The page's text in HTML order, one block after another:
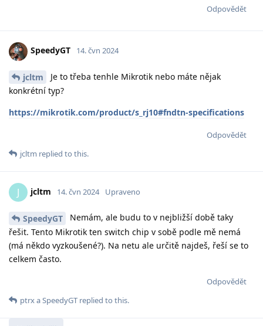
Odpovědět
SpeedyGT 14. čvn 2024
jcltm
Je to třeba tenhle Mikrotik nebo máte nějak
konkrétní typ?
https://mikrotik.com/product/s_rj10#fndtn-specifications
Odpovědět
jcltm replied to this.
J jcltm 14. čvn 2024 Upraveno
SpeedyGT
Nemám, ale budu to v nejbližší době taky
řešit. Tento Mikrotik ten switch chip v sobě podle mě nemá
(má někdo vyzkoušené?). Na netu ale určitě najdeš, řeší se to
celkem často.
Odpovědět
ptrxaSpeedyGT replied to this.